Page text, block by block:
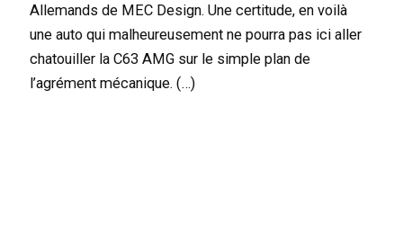
Allemands de MEC Design. Une certitude, en voilà
une auto qui malheureusement ne pourra pas ici aller
chatouiller la C63 AMG sur le simple plan de
l’agrément mécanique. (…)